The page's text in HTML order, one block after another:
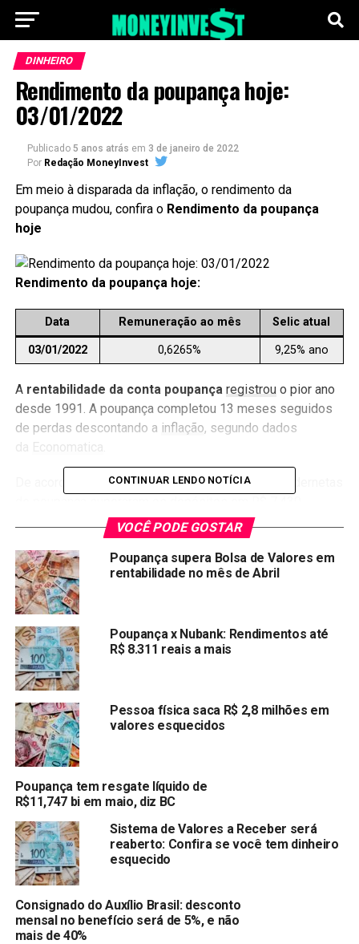
DINHEIRO
Rendimento da poupança hoje:
03/01/2022
Publicado 5 anos atrás em 3 de janeiro de 2022
Por Redação MoneyInvest
Em meio à disparada da inflação, o rendimento da
poupança mudou, confira o Rendimento da poupança
hoje
Rendimento da poupança hoje:
Data Remuneração ao mês Selic atual
03/01/2022 0,6265% 9,25% ano
A rentabilidade da conta poupança registrouo pior ano
desde 1991. A poupança completou 13 meses seguidos
de perdas descontando a inflação, segundo dados
da Economatica
De acordo com o Banco central, os saques nas cadernetas
bilhões em outubro deste ano.
Como calcular o rendimento
da poupança?
O copom subiu aSelicpara 9,25% ao ano, na tentativa de
conter alta da inflação. Agora, a poupança começa a ganhar
atratividade, mesmo assim, o rendimento da poupança
ainda perde para inflação.
Compartilhar:
Copy
Link
WhatsApp
TÓPICOS RELACIONADOS: POUPANÇA
PRÓXIMA:
Rendimento da poupança hoje: 05/01/2022
NÃO PERCA:
CONTINUAR LENDO NOTÍCIA
VOCÊ PODE GOSTAR
Poupança supera Bolsa de Valores em
rentabilidade no mês de Abril
Poupança x Nubank: Rendimentos até
R$ 8.311 reais a mais
Pessoa física saca R$ 2,8 milhões em
valores esquecidos
Poupança tem resgate líquido de
R$11,747 bi em maio, diz BC
Sistema de Valores a Receber será
reaberto: Confira se você tem dinheiro
esquecido
Consignado do Auxílio Brasil: desconto
mensal no benefício será de 5%, e não
mais de 40%